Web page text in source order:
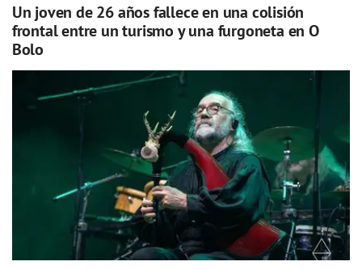
Un joven de 26 años fallece en una colisión
frontal entre un turismo y una furgoneta en O
Bolo